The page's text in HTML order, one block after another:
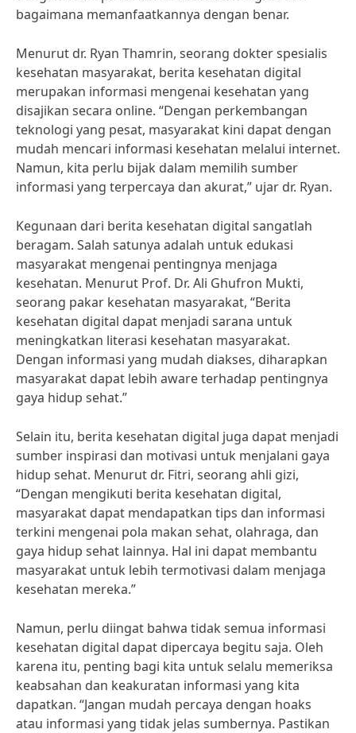
bagaimana memanfaatkannya dengan benar.
Menurut dr. Ryan Thamrin, seorang dokter spesialis
kesehatan masyarakat, berita kesehatan digital
merupakan informasi mengenai kesehatan yang
disajikan secara online. “Dengan perkembangan
teknologi yang pesat, masyarakat kini dapat dengan
mudah mencari informasi kesehatan melalui internet.
Namun, kita perlu bijak dalam memilih sumber
informasi yang terpercaya dan akurat,” ujar dr. Ryan.
Kegunaan dari berita kesehatan digital sangatlah
beragam. Salah satunya adalah untuk edukasi
masyarakat mengenai pentingnya menjaga
kesehatan. Menurut Prof. Dr. Ali Ghufron Mukti,
seorang pakar kesehatan masyarakat, “Berita
kesehatan digital dapat menjadi sarana untuk
meningkatkan literasi kesehatan masyarakat.
Dengan informasi yang mudah diakses, diharapkan
masyarakat dapat lebih aware terhadap pentingnya
gaya hidup sehat.”
Selain itu, berita kesehatan digital juga dapat menjadi
sumber inspirasi dan motivasi untuk menjalani gaya
hidup sehat. Menurut dr. Fitri, seorang ahli gizi,
“Dengan mengikuti berita kesehatan digital,
masyarakat dapat mendapatkan tips dan informasi
terkini mengenai pola makan sehat, olahraga, dan
gaya hidup sehat lainnya. Hal ini dapat membantu
masyarakat untuk lebih termotivasi dalam menjaga
kesehatan mereka.”
Namun, perlu diingat bahwa tidak semua informasi
kesehatan digital dapat dipercaya begitu saja. Oleh
karena itu, penting bagi kita untuk selalu memeriksa
keabsahan dan keakuratan informasi yang kita
dapatkan. “Jangan mudah percaya dengan hoaks
atau informasi yang tidak jelas sumbernya. Pastikan